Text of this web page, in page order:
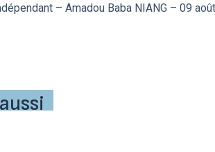
– Amadou Baba NIANG – 09